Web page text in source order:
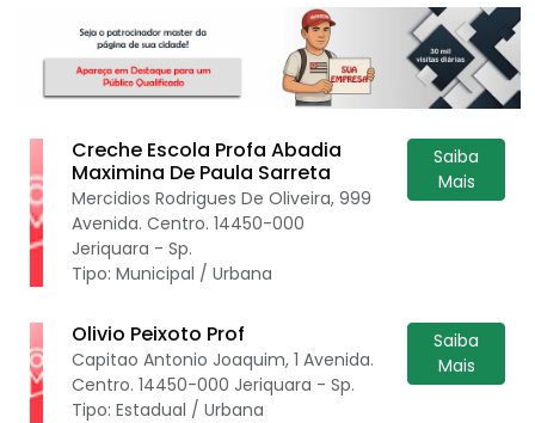
Creche Escola Profa Abadia
Maximina De Paula Sarreta
Mercidios Rodrigues De Oliveira, 999
Avenida. Centro. 14450-000
Jeriquara - Sp.
Tipo: Municipal / Urbana
Saiba
Mais
Olivio Peixoto Prof
Capitao Antonio Joaquim, 1 Avenida.
Centro. 14450-000 Jeriquara - Sp.
Tipo: Estadual / Urbana
Saiba
Mais